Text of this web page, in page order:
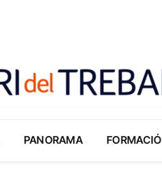
PANORAMA FORMACIÓ